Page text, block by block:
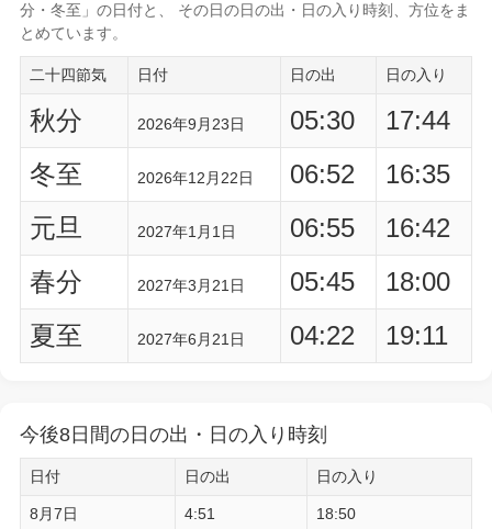
分・冬至」の日付と、 その日の日の出・日の入り時刻
、方位をま
とめています。
二十四節気 日付 日の出 日の入り
秋分 2026年9月23日 05:30
17:44
冬至
2026年12月22日 06:52
16:35
元旦
2027年1月1日 06:55
16:42
春分
2027年3月21日 05:45
18:00
夏至
2027年6月21日 04:22 19:11
今後8日間の日の出・日の入り時刻
日付 日の出 日の入り
8月7日 4:51 18:50